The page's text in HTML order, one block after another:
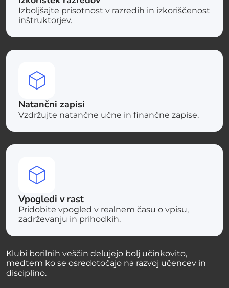
Izboljšajte prisotnost v razredih in izkoriščenost
inštruktorjev.
Natančni zapisi
Vzdržujte natančne učne in finančne zapise.
Vpogledi v rast
Pridobite vpogled v realnem času o vpisu,
zadrževanju in prihodkih.
Klubi borilnih veščin delujejo bolj učinkovito,
medtem ko se osredotočajo na razvoj učencev in
disciplino.